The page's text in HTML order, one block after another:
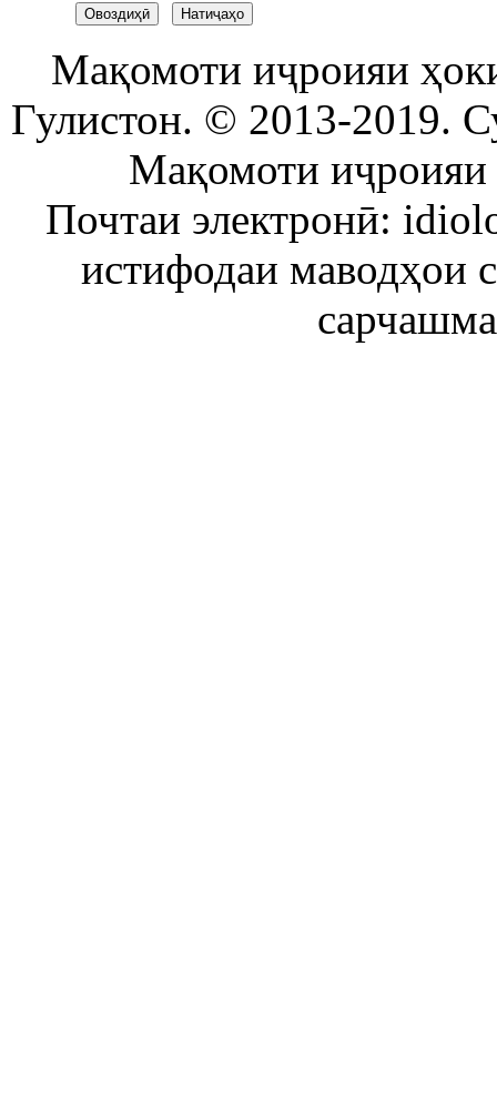
Мақомоти иҷроияи
Гулистон. © 2013-2019.
Мақомоти иҷроияи
Почтаи электронӣ:
истифодаи маводҳои